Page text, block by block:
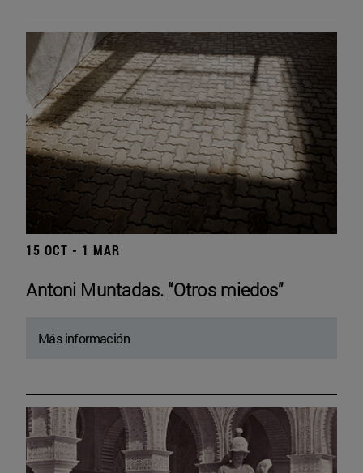
15 OCT - 1 MAR
Antoni Muntadas. “Otros miedos”
Más información